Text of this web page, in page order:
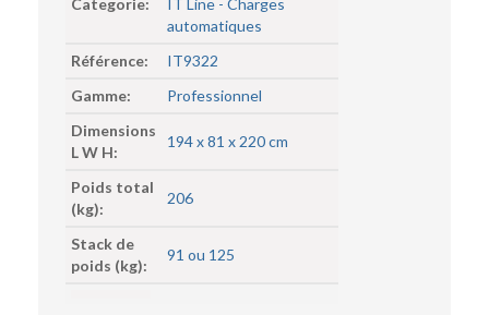
Categorie:
IT Line - Charges
automatiques
Référence:
IT9322
Gamme:
Professionnel
Dimensions
L W H:
194 x 81 x 220 cm
Poids total
(kg):
206
Stack de
poids (kg):
91 ou 125